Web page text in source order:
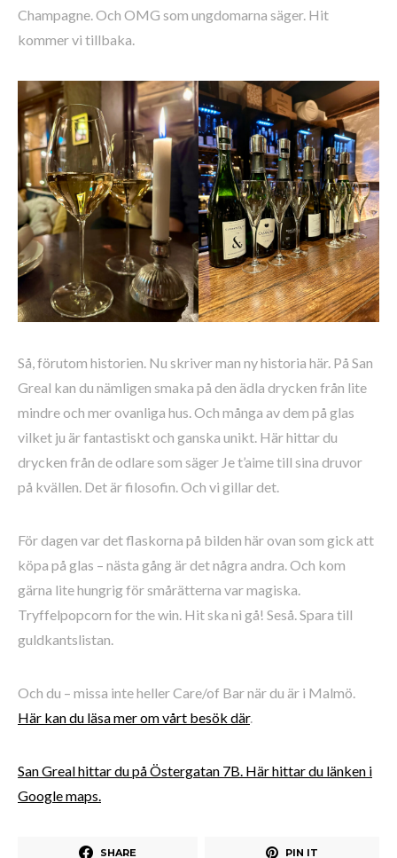
Champagne. Och OMG som ungdomarna säger. Hit
kommer vi tillbaka.
Så, förutom historien. Nu skriver man ny historia här. På San
Greal kan du nämligen smaka på den ädla drycken från lite
mindre och mer ovanliga hus. Och många av dem på glas
vilket ju är fantastiskt och ganska unikt. Här hittar du
drycken från de odlare som säger Je t’aime till sina druvor
på kvällen. Det är filosofin. Och vi gillar det.
För dagen var det flaskorna på bilden här ovan som gick att
köpa på glas – nästa gång är det några andra. Och kom
gärna lite hungrig för smårätterna var magiska.
Tryffelpopcorn for the win. Hit ska ni gå! Seså. Spara till
guldkantslistan.
Och du – missa inte heller Care/of Bar när du är i Malmö.
Här kan du läsa mer om vårt besök där.
San Greal hittar du på Östergatan 7B. Här hittar du länken i
Google maps.
SHARE PIN IT